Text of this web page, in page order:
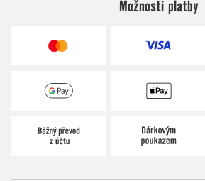
Možnosti platby